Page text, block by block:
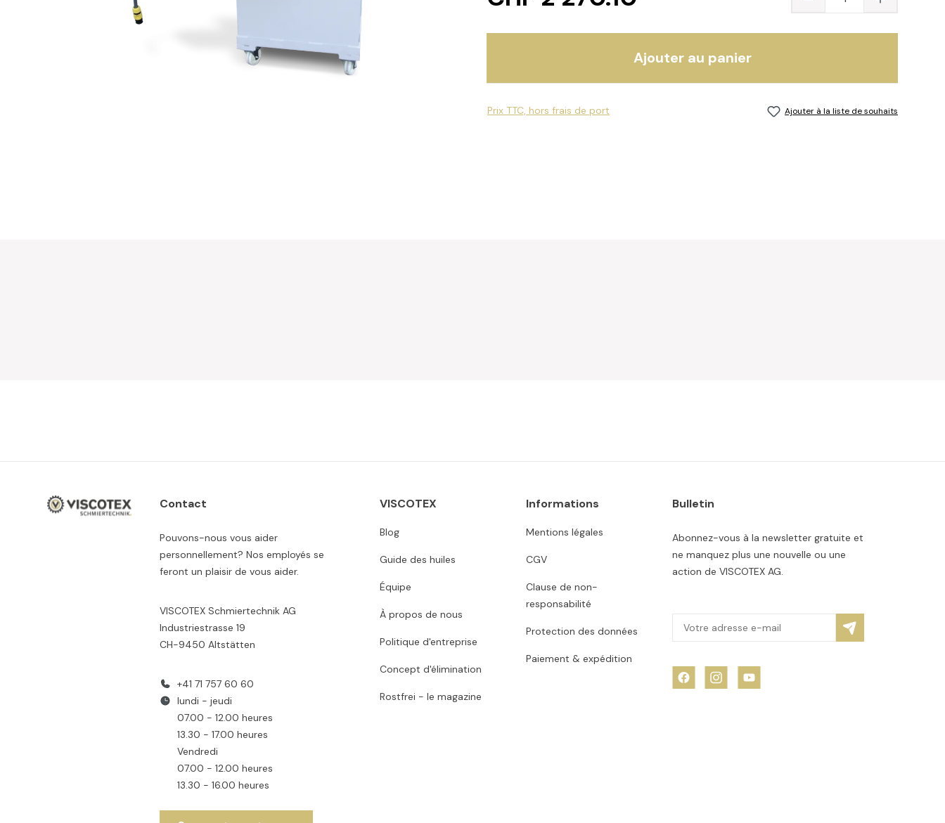
Ajouter au panier
Prix TTC, hors frais de port Ajouter à la liste de souhaits
Contact
Pouvons-nous vous aider
personnellement? Nos employés se
feront un plaisir de vous aider.
VISCOTEX Schmiertechnik AG
Industriestrasse 19
CH-9450 Altstätten
+41 71 757 60 60
lundi - jeudi
07.00 - 12.00 heures
13.30 - 17.00 heures
Vendredi
07.00 - 12.00 heures
13.30 - 16.00 heures
VISCOTEX
Blog
Guide des huiles
Équipe
À propos de nous
Politique d'entreprise
Concept d'élimination
Rostfrei - le magazine
Informations
Mentions légales
CGV
Clause de non-
responsabilité
Protection des données
Paiement & expédition
Bulletin
Abonnez-vous à la newsletter gratuite et
ne manquez plus une nouvelle ou une
action de VISCOTEX AG.